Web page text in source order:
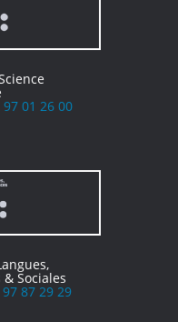
97 01 26 00
Sociales
87 29 29